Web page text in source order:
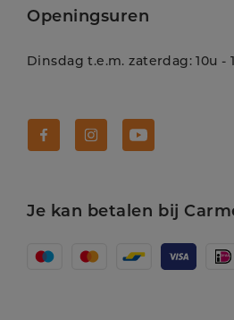
Openingsuren
Dinsdag t.e.m. zaterdag: 10u -
Je kan betalen bij